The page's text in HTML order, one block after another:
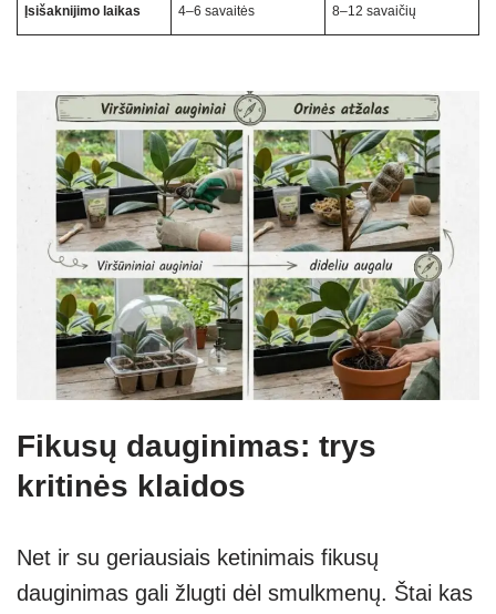
Įsišaknijimo laikas 4–6 savaitės 8–12 savaičių
Fikusų dauginimas: trys
kritinės klaidos
Net ir su geriausiais ketinimais fikusų
dauginimas gali žlugti dėl smulkmenų. Štai kas